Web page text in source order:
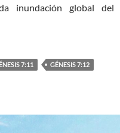
inundación global del
12– El Diluvio, una
7:11
GÉNESIS 7:12